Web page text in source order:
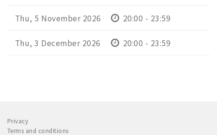
Thu, 5 November 2026 20:00 - 23:59
Thu, 3 December 2026 20:00 - 23:59
Privacy
Terms and conditions